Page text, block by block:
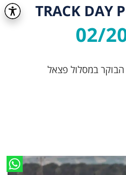
TRACK DAY
02/